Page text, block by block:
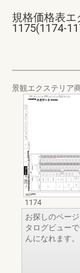
規格価格表エ
1175(1174-
景観エクステリア
1174
お探しのペー
タログビュー
んになれます。